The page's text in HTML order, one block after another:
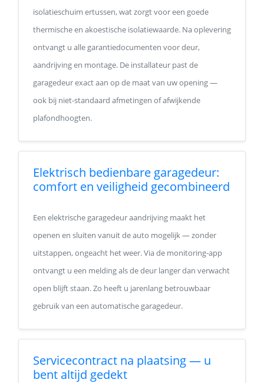
isolatieschuim ertussen, wat zorgt voor een goede
thermische en akoestische isolatiewaarde. Na oplevering
ontvangt u alle garantiedocumenten voor deur,
aandrijving en montage. De installateur past de
garagedeur exact aan op de maat van uw opening —
ook bij niet-standaard afmetingen of afwijkende
plafondhoogten.
Elektrisch bedienbare garagedeur:
comfort en veiligheid gecombineerd
Een elektrische garagedeur aandrijving maakt het
openen en sluiten vanuit de auto mogelijk — zonder
uitstappen, ongeacht het weer. Via de monitoring-app
ontvangt u een melding als de deur langer dan verwacht
open blijft staan. Zo heeft u jarenlang betrouwbaar
gebruik van een automatische garagedeur.
Servicecontract na plaatsing — u
bent altijd gedekt